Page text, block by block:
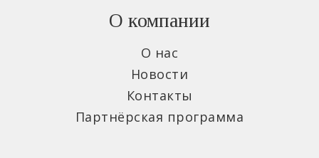
О компании
О нас
Новости
Контакты
Партнёрская программа